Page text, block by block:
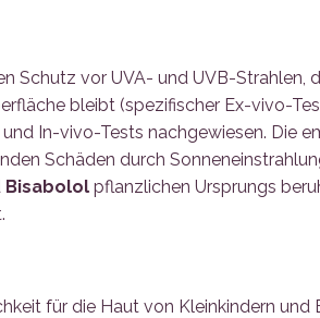
Schutz vor UVA- und UVB-Strahlen,
bleibt (spezifischer Ex-vivo-
In-vivo-Tests nachgewiesen. Die
Schäden durch
Bisabolol pflanzlichen Ursprungs
für die Haut von Kleinkindern und